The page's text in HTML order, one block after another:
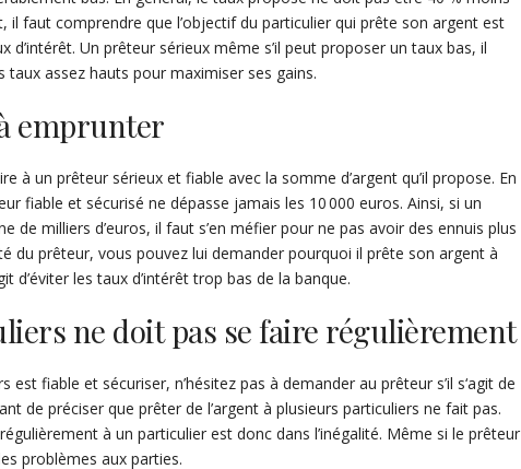
il faut comprendre que l’objectif du particulier qui prête son argent est
d’intérêt. Un prêteur sérieux même s’il peut proposer un taux bas, il
assez hauts pour maximiser ses gains.
emprunter
à un prêteur sérieux et fiable avec la somme d’argent qu’il propose. En
fiable et sécurisé ne dépasse jamais les 10 000 euros. Ainsi, si un
de milliers d’euros, il faut s’en méfier pour ne pas avoir des ennuis plus
du prêteur, vous pouvez lui demander pourquoi il prête son argent à
d’éviter les taux d’intérêt trop bas de la banque.
ne doit pas se faire régulièrement
est fiable et sécuriser, n’hésitez pas à demander au prêteur s’il s‘agit de
de préciser que prêter de l’argent à plusieurs particuliers ne fait pas.
à un particulier est donc dans l’inégalité. Même si le prêteur
problèmes aux parties.